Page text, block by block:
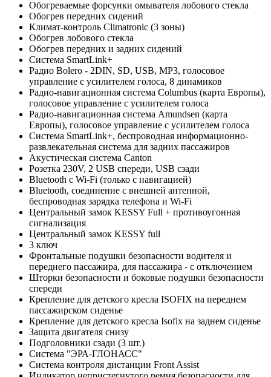
Обогреваемые форсунки омывателя лобового стекла
Обогрев передних сидений
Климат-контроль Climatronic (3 зоны)
Обогрев лобового стекла
Обогрев передних и задних сидений
Система SmartLink+
Радио Bolero - 2DIN, SD, USB, MP3, голосовое
управление с усилителем голоса, 8 динамиков
Радио-навигационная система Columbus (карта Европы),
голосовое управление с усилителем голоса
Радио-навигационная система Amundsen (карта
Европы), голосовое управление с усилителем голоса
Система SmartLink+, беспроводная информационно-
развлекательная система для задних пассажиров
Акустическая система Canton
Розетка 230V, 2 USB спереди, USB сзади
Bluetooth с Wi-Fi (только с навигацией)
Bluetooth, соединение с внешней антенной,
беспроводная зарядка телефона и Wi-Fi
Центральный замок KESSY Full + противоугонная
сигнализация
Центральный замок KESSY full
3 ключ
Фронтальные подушки безопасности водителя и
переднего пассажира, для пассажира - с отключением
Шторки безопасности и боковые подушки безопасности
спереди
Крепление для детского кресла ISOFIX на переднем
пассажирском сиденье
Крепление для детского кресла Isofix на заднем сиденье
Защита двигателя снизу
Подголовники сзади (3 шт.)
Система "ЭРА-ГЛОНАСС"
Система контроля дистанции Front Assist